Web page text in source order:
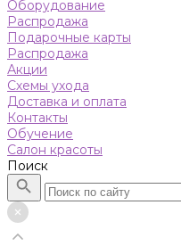
Оборудование
Распродажа
Подарочные карты
Распродажа
Акции
Схемы ухода
Доставка и оплата
Контакты
Обучение
Салон красоты
Поиск